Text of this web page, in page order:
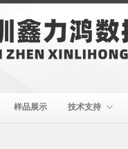
样品展示 技术支持